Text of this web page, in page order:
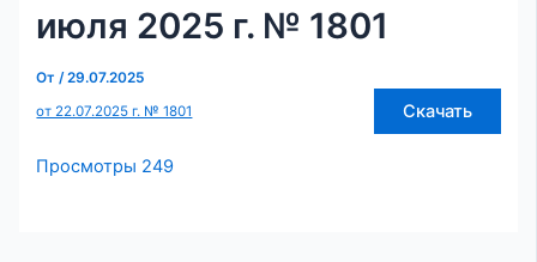
июля 2025 г. № 1801
От/29.07.2025
от 22.07.2025 г. № 1801
Скачать
Просмотры 249